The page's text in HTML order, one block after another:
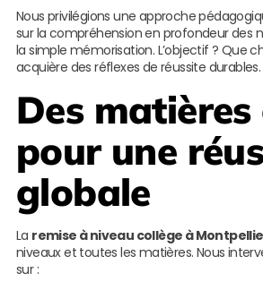
Nous privilégions une approche
sur la compréhension en profondeur des
la simple mémorisation. L’objectif ? Que
acquière des réflexes de réussite durables.
Des matières
pour une
globale
La remise à niveau collège à
niveaux et toutes les matières. Nous
sur :